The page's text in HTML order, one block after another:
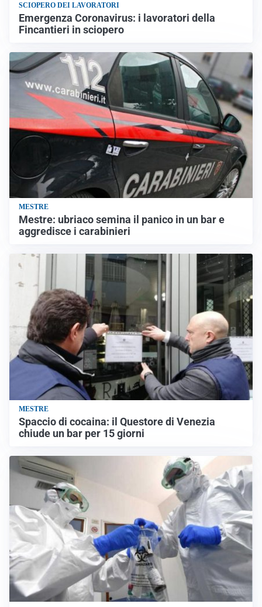
SCIOPERO DEI LAVORATORI
Emergenza Coronavirus: i lavoratori della
Fincantieri in sciopero
MESTRE
Mestre: ubriaco semina il panico in un bar e
aggredisce i carabinieri
MESTRE
Spaccio di cocaina: il Questore di Venezia
chiude un bar per 15 giorni